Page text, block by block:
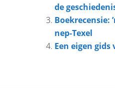
de
Boekrecensie:
nep-Texel
Een eigen gids